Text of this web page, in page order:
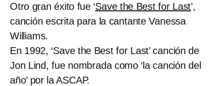
Otro gran éxito fue ‘Save the Best for Last’,
canción escrita para la cantante Vanessa
Williams.
En 1992, ‘Save the Best for Last’ canción de
Jon Lind, fue nombrada como ‘la canción del
año’ por la ASCAP.